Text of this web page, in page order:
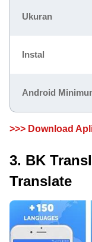
Ukuran
Instal
Android
>>> Download
3. BK
Translate